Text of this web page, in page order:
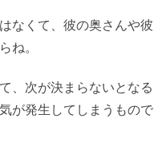
なくて、彼の奥さんや彼
ね。
、次が決まらないとなる
が発生してしまうもので